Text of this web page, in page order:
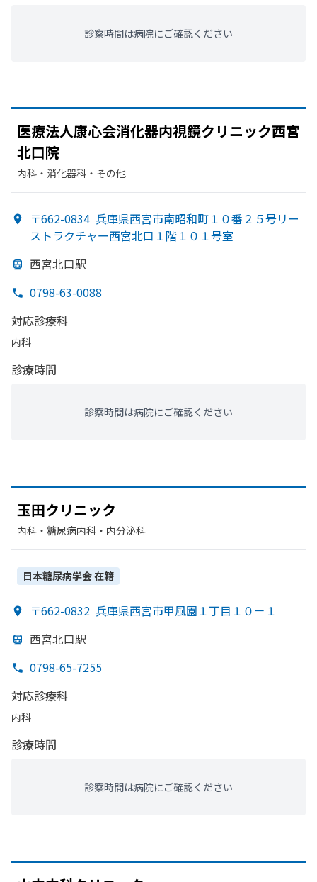
診察時間は病院にご確認ください
医療法人康心会消化器内視鏡クリニック西宮
北口院
内科・​消化器科・​その他
〒662-0834 兵庫県西宮市南昭和町１０番２５号リー
ストラクチャー西宮北口１階１０１号室
西宮北口駅
0798-63-0088
対応診療科
内科
診療時間
診察時間は病院にご確認ください
玉田クリニック
内科・​糖尿病内科・​内分泌科
日本糖尿病学会在籍
〒662-0832 兵庫県西宮市甲風園１丁目１０－１
西宮北口駅
0798-65-7255
対応診療科
内科
診療時間
診察時間は病院にご確認ください